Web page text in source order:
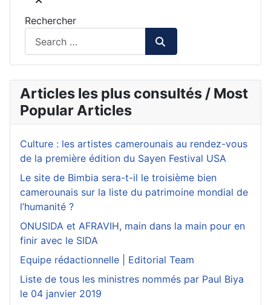
Rechercher
Articles les plus consultés / Most
Popular Articles
Culture : les artistes camerounais au rendez-vous
de la première édition du Sayen Festival USA
Le site de Bimbia sera-t-il le troisième bien
camerounais sur la liste du patrimoine mondial de
l’humanité ?
ONUSIDA et AFRAVIH, main dans la main pour en
finir avec le SIDA
Equipe rédactionnelle | Editorial Team
Liste de tous les ministres nommés par Paul Biya
le 04 janvier 2019